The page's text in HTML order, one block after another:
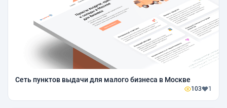
Сеть пунктов выдачи для малого бизнеса в Москве
103 1